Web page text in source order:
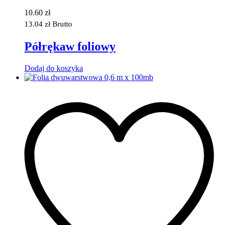
10.60 zł
13.04 zł Brutto
Półrękaw foliowy
Dodaj do koszyka